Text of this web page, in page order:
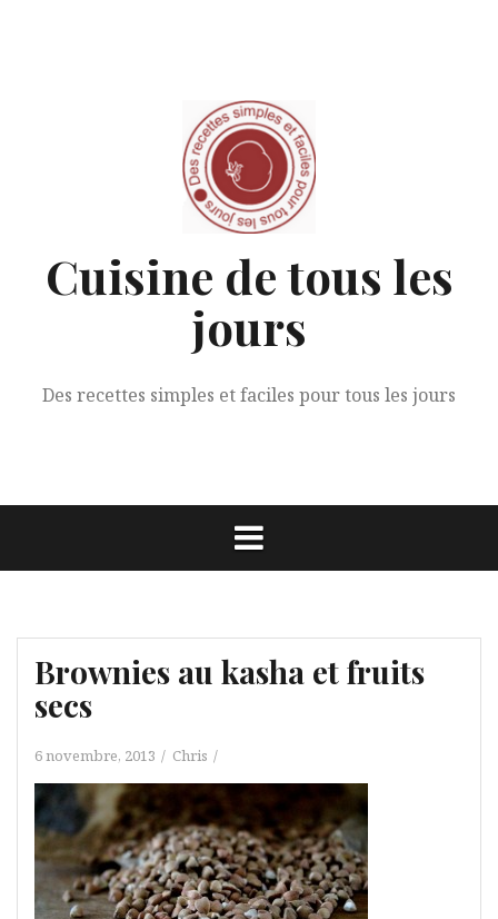
Cuisine de tous les
jours
Des recettes simples et faciles pour tous les jours
Brownies au kasha et fruits
secs
6 novembre, 2013 Chris